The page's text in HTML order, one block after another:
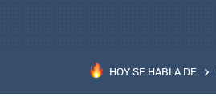
HOY SE HABLA DE